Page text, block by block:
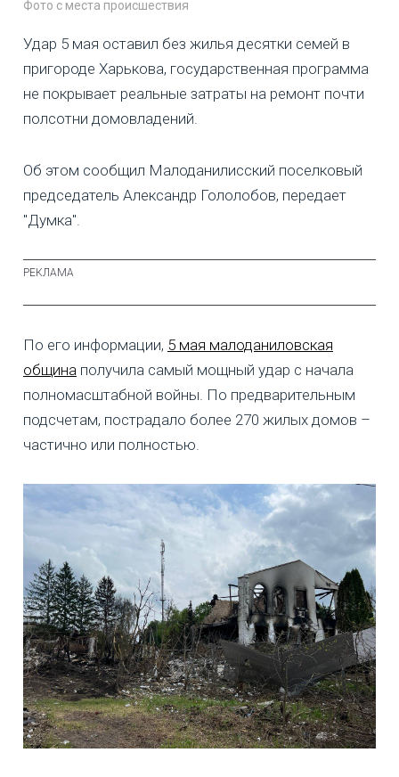
Фото с места происшествия
Удар 5 мая оставил без жилья десятки семей в
пригороде Харькова, государственная программа
не покрывает реальные затраты на ремонт почти
полсотни домовладений.
Об этом сообщил Малоданилисский поселковый
председатель Александр Гололобов, передает
"Думка".
По его информации, 5 мая малоданиловская
община получила самый мощный удар с начала
полномасштабной войны. По предварительным
подсчетам, пострадало более 270 жилых домов –
частично или полностью.